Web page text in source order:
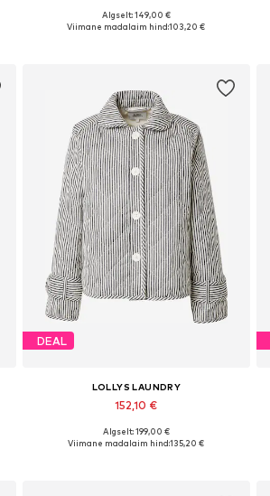
Saadaolevad suurused: 36, 38, 40, 42
Algselt: 149,00 €
Viimane madalaim hind:103,20 €
DEAL
LOLLYS LAUNDRY
152,10 €
Saadaolevad suurused: XS, S, M, L, XL, XXL
Algselt: 199,00 €
Viimane madalaim hind:135,20 €